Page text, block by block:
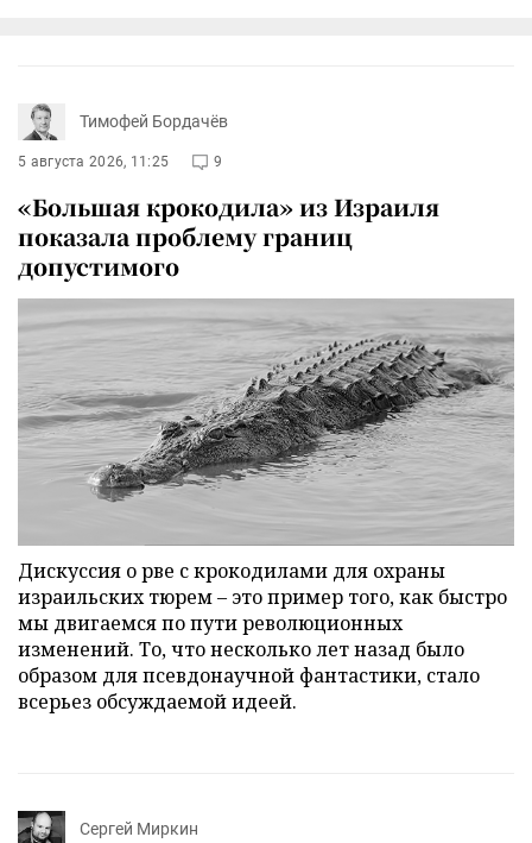
Тимофей Бордачёв
5 августа 2026, 11:25 9
«Большая крокодила» из Израиля
показала проблему границ
допустимого
Дискуссия о рве с крокодилами для охраны
израильских тюрем – это пример того, как быстро
мы двигаемся по пути революционных
изменений. То, что несколько лет назад было
образом для псевдонаучной фантастики, стало
всерьез обсуждаемой идеей.
Сергей Миркин